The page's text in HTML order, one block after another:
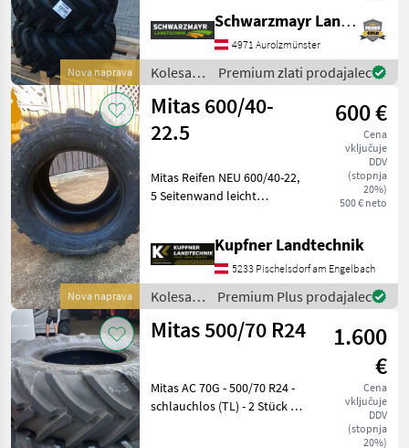
Nova naprava
Tragfähigkeit - mit 8-
Lochfelge - mit 220mm
Innenloch - mit 3
Schwarzmayr Landtechnik GmbH - Aurolzmünster
4971 Aurolzmünster
Kolesa,
platišča
in
pnevmatike
/ Mitas
Premium zlati prodajalec
Nova naprava
Mitas 600/40-
22.5
600 €
Cena
vključuje
DDV
(stopnja
20%)
500 € neto
Mitas Reifen NEU 600/40-22,
5 Seitenwand leicht
Stück vorhanden. dvojna
kolesa: širok - širok, Tip
stroja: Tovornjak/
Kupfner Landtechnik
5233 Pischelsdorf am Engelbach
Kolesa,
platišča
in
Premium Plus prodajalec
Mitas 500/70 R24
1.600
€
Cena
vključuje
DDV
(stopnja
20%)
Mitas AC 70G - 500/70 R24 -
schlauchlos (TL) - 2 Stück -